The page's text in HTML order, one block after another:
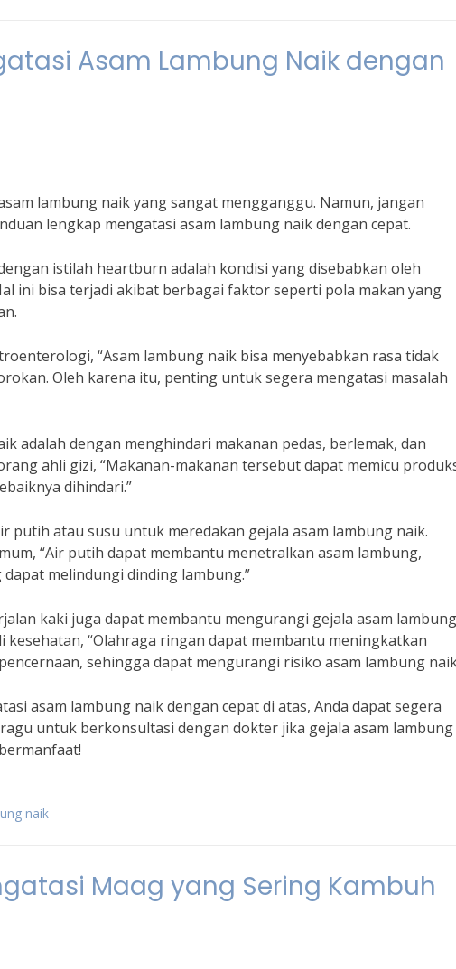
Asam Lambung Naik dengan
lambung naik yang sangat mengganggu. Namun, jangan
lengkap mengatasi asam lambung naik dengan cepat.
istilah heartburn adalah kondisi yang disebabkan oleh
ini bisa terjadi akibat berbagai faktor seperti pola makan yang
“Asam lambung naik bisa menyebabkan rasa tidak
Oleh karena itu, penting untuk segera mengatasi masalah
adalah dengan menghindari makanan pedas, berlemak, dan
ahli gizi, “Makanan-makanan tersebut dapat memicu
dihindari.”
putih atau susu untuk meredakan gejala asam lambung naik.
“Air putih dapat membantu menetralkan asam lambung,
melindungi dinding lambung.”
kaki juga dapat membantu mengurangi gejala asam lambung
“Olahraga ringan dapat membantu meningkatkan
sehingga dapat mengurangi risiko asam lambung
asam lambung naik dengan cepat di atas, Anda dapat segera
untuk berkonsultasi dengan dokter jika gejala asam lambung
naik
Maag yang Sering Kambuh